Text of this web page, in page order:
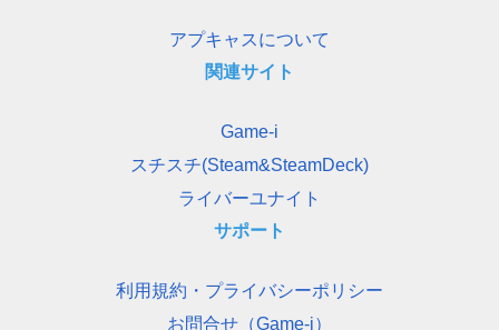
アプキャスについて
関連サイト
Game-i
スチスチ(Steam&SteamDeck)
ライバーユナイト
サポート
利用規約・プライバシーポリシー
お問合せ（Game-i）